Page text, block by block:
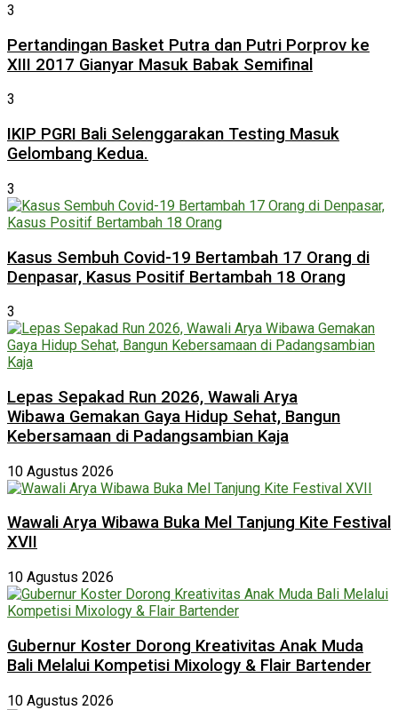
3
Pertandingan Basket Putra dan Putri Porprov ke
XIII 2017 Gianyar Masuk Babak Semifinal
3
IKIP PGRI Bali Selenggarakan Testing Masuk
Gelombang Kedua.
3
Kasus Sembuh Covid-19 Bertambah 17 Orang di
Denpasar, Kasus Positif Bertambah 18 Orang
3
Lepas Sepakad Run 2026, Wawali Arya
Wibawa Gemakan Gaya Hidup Sehat, Bangun
Kebersamaan di Padangsambian Kaja
10 Agustus 2026
Wawali Arya Wibawa Buka Mel Tanjung Kite Festival
XVII
10 Agustus 2026
Gubernur Koster Dorong Kreativitas Anak Muda
Bali Melalui Kompetisi Mixology & Flair Bartender
10 Agustus 2026